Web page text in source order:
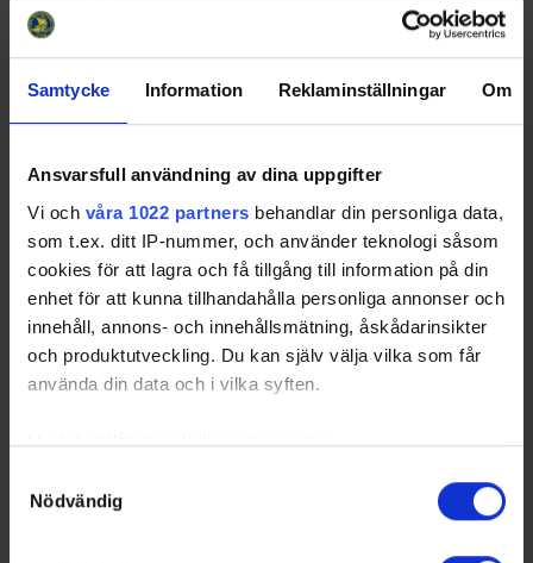
Samtycke Information Reklaminställningar Om
Ansvarsfull användning av dina uppgifter
Vi och våra 1022 partners behandlar din personliga data,
som t.ex. ditt IP-nummer, och använder teknologi såsom
cookies för att lagra och få tillgång till information på din
enhet för att kunna tillhandahålla personliga annonser och
innehåll, annons- och innehållsmätning, åskådarinsikter
och produktutveckling. Du kan själv välja vilka som får
använda din data och i vilka syften.
Med din tillåtelse skulle vi även vilja:
kan ha en noggrannhet på upp till flera meter
Nödvändig
RK Team W L
TP
1
MODO Hockey 6 6 0 0 22
18
6 0
4
Luleå HF 6 0 0 6 -36 0
Swehockey – Svenska Ishockeyförbundets officiella app
Sverige. Du kan följa dina favoritserier och lägga upp
egna favoritlag i appen. För dina favoritlag kan du